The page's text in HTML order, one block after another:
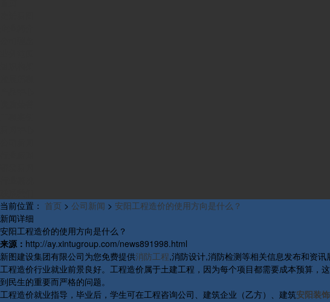
当前位置： 首页 > 公司新闻 > 安阳工程造价的使用方向是什么？
新闻详细
安阳工程造价的使用方向是什么？
来源： http://ay.xintugroup.com/news891998.html
新图建设集团有限公司为您免费提供消防工程,消防设计,消防检测等相关信息发布和资讯
工程造价行业就业前景良好。工程造价属于土建工程，因为每个项目都需要成本预算
到民生的重要而严格的问题。
工程造价就业指导，毕业后，学生可在工程咨询公司、建筑企业（乙方）、建筑安阳装